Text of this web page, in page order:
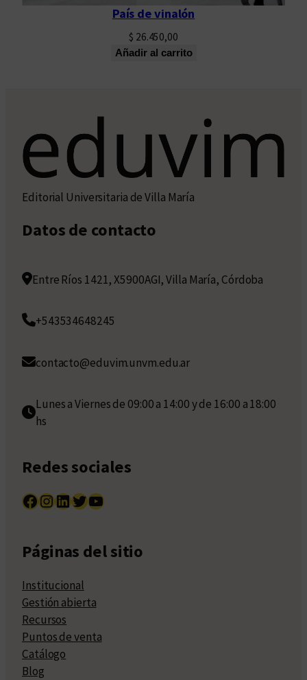
País de vinalón
$ 26.450,00
Añadir al carrito
Editorial Universitaria de Villa María
Datos de contacto
Entre Ríos 1421, X5900AGI, Villa María, Córdoba
+543534648245
contacto@eduvim.unvm.edu.ar
Lunes a Viernes de 09:00 a 14:00 y de 16:00 a 18:00
hs
Redes sociales
Facebook InstagramLinkedIn Twitter YouTube
Páginas del sitio
Institucional
Gestión abierta
Recursos
Puntos de venta
Catálogo
Blog